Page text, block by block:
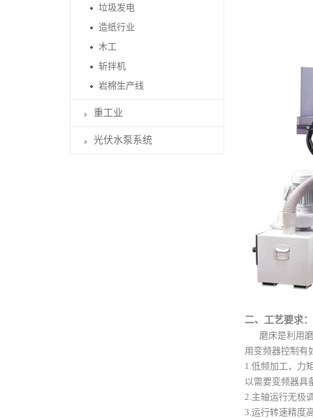
垃圾发电
造纸行业
木工
斩拌机
岩棉生产线
重工业
光伏水泵系统
二、工艺要求：
磨床是利用磨
用变频器控制有
1.低频加工，力
以需要变频器具
2.主轴运行无极
3.运行转速精度